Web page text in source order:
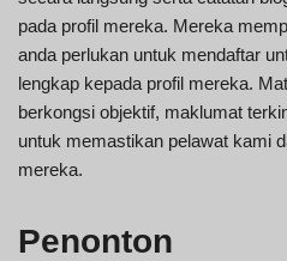
pada profil mereka. Mereka
anda perlukan untuk mendaftar
lengkap kepada profil mereka.
berkongsi objektif, maklumat
untuk memastikan pelawat kami
mereka.
Penonton